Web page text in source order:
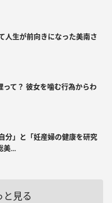
人生が前向きになった美南さ
て？ 彼女を噛む行為からわ
分」と「妊産婦の健康を研究
美...
と見る